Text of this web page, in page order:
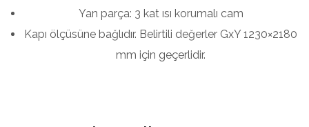
Yan parça: 3 kat ısı korumalı cam
Kapı ölçüsüne bağlıdır. Belirtili değerler GxY 1230×2180
mm için geçerlidir.